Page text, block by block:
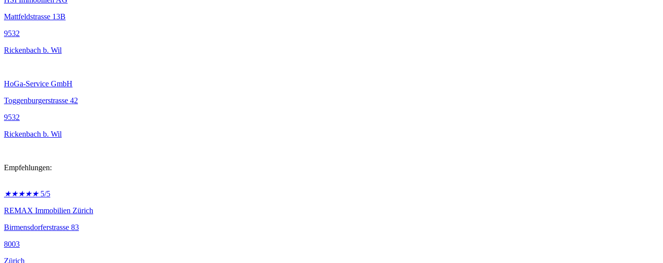
Mattfeldstrasse 13B
9532
Rickenbach b. Wil
HoGa-Service GmbH
Toggenburgerstrasse 42
9532
Rickenbach b. Wil
Empfehlungen:
★★★★★ 5/5
REMAX Immobilien Zürich
Birmensdorferstrasse 83
8003
Zürich